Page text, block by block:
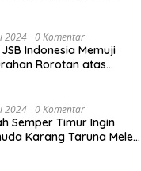
Gratis Yang
LBH JSB Indonesia
2024 0 Komentar
JSB Indonesia Memuji
Rorotan atas
Pemuda Karang
di Jakarta Utara
2024 0 Komentar
Semper Timur Ingin
Karang Taruna Melek